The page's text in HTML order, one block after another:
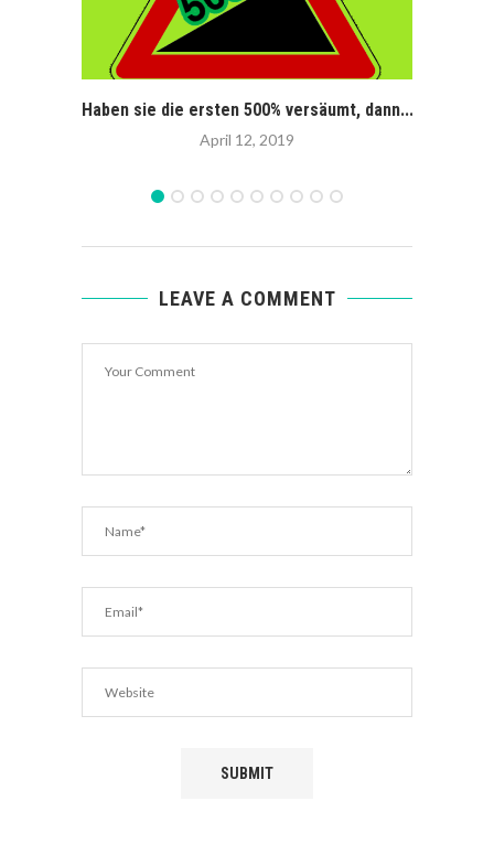
Haben sie die ersten 500% versäumt, dann...
April 12, 2019
LEAVE A COMMENT